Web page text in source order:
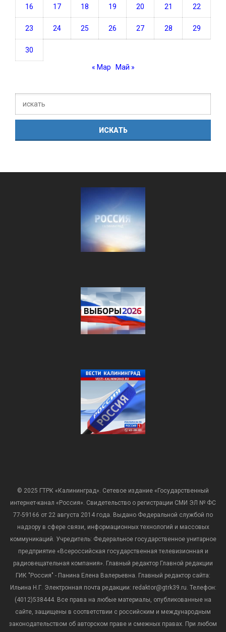
16 17 18 19 20 21 22
23 24 25 26 27 28 29
30
« Мар Май »
© 2025 ГТРК «Калининград». Сетевое издание «Государственный
интернет-канал «Россия». Свидетельство о регистрации СМИ ЭЛ № ФС
77-59166 от 22 августа 2014 года. Выдано Федеральной службой по
надзору в сфере связи, информационных технологий и массовых
коммуникаций. Учредитель: Федеральное государственное унитарное
предприятие «Всероссийская государственная телевизионная и
радиовещательная компания». Главный редактор Главной редакции
ГИК "Россия" - Панина Елена Валерьевна. Главный редактор сайта:
Ильина Н.Г. Электронная почта редакции: redaktor@gtrk39.ru. Телефон:
(4012)538444. Все права на любые материалы, опубликованные на
сайте, защищены в соответствии с российским и международным
законодательством об авторском праве и смежных правах. При любом